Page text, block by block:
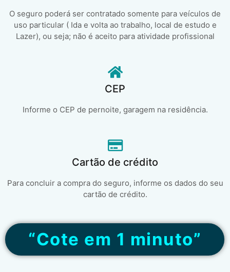
O seguro poderá ser contratado somente para veículos de
uso particular ( Ida e volta ao trabalho, local de estudo e
Lazer), ou seja; não é aceito para atividade profissional
CEP
Informe o CEP de pernoite, garagem na residência.
Cartão de crédito
Para concluir a compra do seguro, informe os dados do seu
cartão de crédito.
“Cote em 1 minuto”